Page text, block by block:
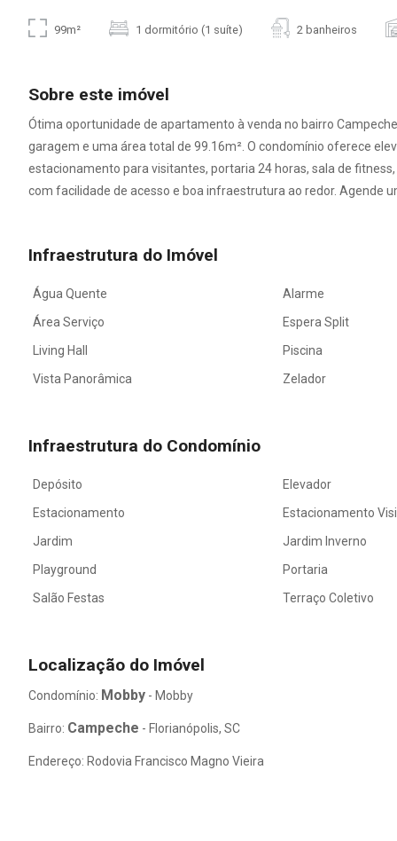
99m² 1 dormitório (1 suíte) 2 banheiros
Sobre este imóvel
Ótima oportunidade de apartamento à venda no bairro
garagem e uma área total de 99.16m². O condomínio oferece
estacionamento para visitantes, portaria 24 horas, sala de
com facilidade de acesso e boa infraestrutura ao redor. Agende
Infraestrutura do Imóvel
Água Quente
Alarme
Área Serviço
Espera Split
Living Hall
Piscina
Vista Panorâmica
Zelador
Infraestrutura do Condomínio
Depósito
Elevador
Estacionamento
Estacionamento
Jardim
Jardim Inverno
Playground
Portaria
Salão Festas
Terraço Coletivo
Localização do Imóvel
Condomínio: Mobby - Mobby
Bairro: Campeche - Florianópolis, SC
Endereço: Rodovia Francisco Magno Vieira